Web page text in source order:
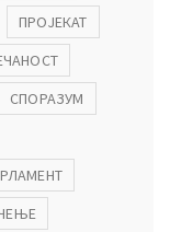
ПРОЈЕКАТ
СПОРАЗУМ